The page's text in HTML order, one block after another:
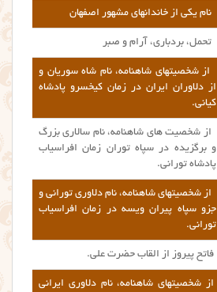
نام یکی از خاندانهای مشهور اصفهان
تحمل، بردباری، آرام و صبر
از شخصیتهای شاهنامه، نام شاه سوریان و
از دلاوران ایران در زمان کیخسرو پادشاه
کیانی.
از شخصیت های شاهنامه، نام سالاری بزرگ
و برگزیده در سپاه توران زمان افراسیاب
پادشاه تورانی.
از شخصیتهای شاهنامه، نام دلاوری تورانی و
جزو سپاه پیران ویسه در زمان افراسیاب
تورانی.
فاتح پیروز از القاب حضرت علی.
از شخصیتهای شاهنامه، نام دلاوری ایرانی